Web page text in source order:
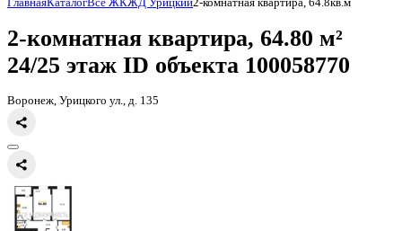
Главная Каталог Все ЖК
2-комнатная квартира, 64.80
24/25 этаж
Воронеж, Урицкого ул., д. 135